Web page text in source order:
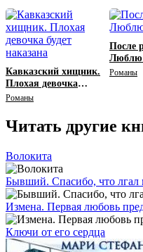
Кавказский хищник.
Плохая девочка
будет наказана
Романы
После
Люблю
Романы
Читать другие
Волокита
Бывший. Спасибо, что лгал
Измена. Первая любовь
Ключи от его сердца